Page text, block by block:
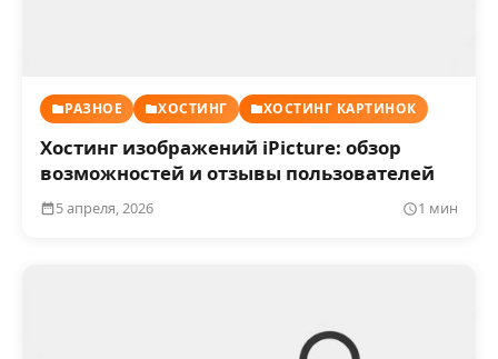
РАЗНОЕ ХОСТИНГ ХОСТИНГ КАРТИНОК
Хостинг изображений iPicture: обзор
возможностей и отзывы пользователей
5 апреля, 2026 1 мин